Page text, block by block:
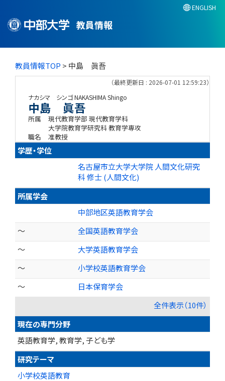
教員情報
ENGLISH
教員情報TOP > 中島 眞吾
（最終更新日 : 2026-07-01 12:59:23）
ナカシマ シンゴNAKASHIMA Shingo
中島 眞吾
所属
現代教育学部 現代教育学科
大学院教育学研究科 教育学専攻
職名
准教授
学歴・学位
名古屋市立大学大学院 人間文化研究
科 修士 (人間文化)
所属学会
中部地区英語教育学会
～
全国英語教育学会
～
大学英語教育学会
～
小学校英語教育学会
～
日本保育学会
全件表示（10件）
現在の専門分野
英語教育学, 教育学, 子ども学
研究テーマ
小学校英語教育